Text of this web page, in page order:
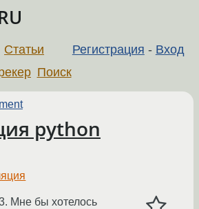
Регистрация - Вход
Статьи
Поиск
python
Мне бы хотелось